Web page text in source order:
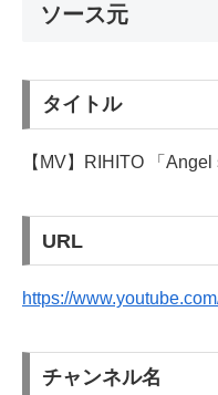
ソース元
タイトル
【MV】RIHITO 「
URL
https://
チャンネル名